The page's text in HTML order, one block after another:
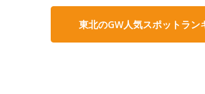
東北のGW人気スポットラン